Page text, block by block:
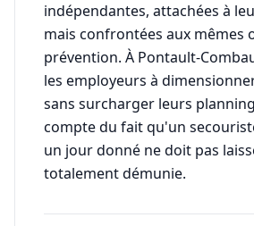
indépendantes, attachées à
mais confrontées aux mêmes
prévention. À Pontault-
les employeurs à
sans surcharger leurs
compte du fait qu'un
un jour donné ne doit pas
totalement démunie.